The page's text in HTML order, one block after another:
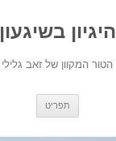
היגיון בשיגעון
הטור המקוון של זאב גלילי
תפריט